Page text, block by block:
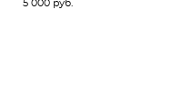
5 000 pуб.